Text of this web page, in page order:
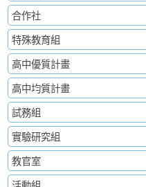
合作社
特殊教育組
高中優質計畫
高中均質計畫
試務組
實驗研究組
教官室